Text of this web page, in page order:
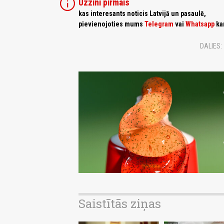
Uzzini pirmais
kas interesants noticis Latvijā un pasaulē,
pievienojoties mums Telegram vai Whatsapp
DALIES:
Saistītās ziņas